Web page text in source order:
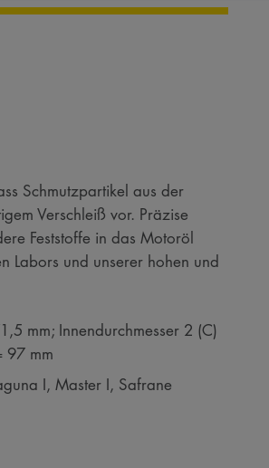
Schmutzpartikel aus der
Verschleiß vor. Präzise
Feststoffe in das Motoröl
Labors und unserer hohen und
mm; Innendurchmesser 2 (C)
97 mm
I, Master I, Safrane